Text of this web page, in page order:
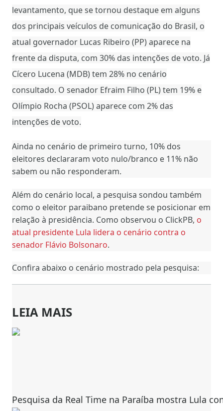
levantamento, que se tornou destaque em alguns
dos principais veículos de comunicação do Brasil, o
atual governador Lucas Ribeiro (PP) aparece na
frente da disputa, com 30% das intenções de voto. Já
Cícero Lucena (MDB) tem 28% no cenário
consultado. O senador Efraim Filho (PL) tem 19% e
Olímpio Rocha (PSOL) aparece com 2% das
intenções de voto.
Ainda no cenário de primeiro turno, 10% dos
eleitores declararam voto nulo/branco e 11% não
sabem ou não responderam.
Além do cenário local, a pesquisa sondou também
como o eleitor paraibano pretende se posicionar em
relação à presidência. Como observou o ClickPB, o
atual presidente Lula lidera o cenário contra o
senador Flávio Bolsonaro.
Confira abaixo o cenário mostrado pela pesquisa:
LEIA MAIS
Pesquisa da Real Time na Paraíba mostra Lula